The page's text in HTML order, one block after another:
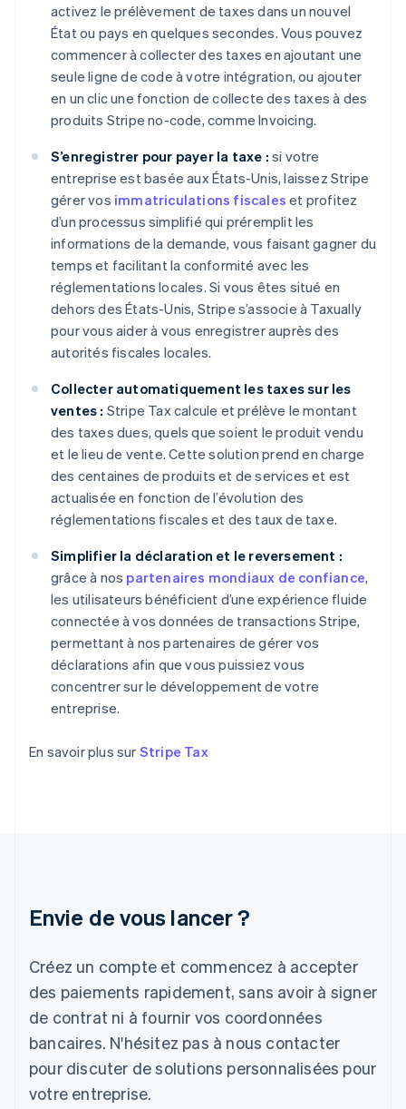
activez le prélèvement de taxes dans un nouvel
État ou pays en quelques secondes. Vous pouvez
commencer à collecter des taxes en ajoutant une
seule ligne de code à votre intégration, ou ajouter
en un clic une fonction de collecte des taxes à des
produits Stripe no-code, comme Invoicing.
S’enregistrer pour payer la taxe : si votre
entreprise est basée aux États-Unis, laissez Stripe
gérer vos immatriculations fiscales et profitez
d’un processus simplifié qui préremplit les
informations de la demande, vous faisant gagner du
temps et facilitant la conformité avec les
réglementations locales. Si vous êtes situé en
dehors des États-Unis, Stripe s’associe à Taxually
pour vous aider à vous enregistrer auprès des
autorités fiscales locales.
Collecter automatiquement les taxes sur les
ventes : Stripe Tax calcule et prélève le montant
des taxes dues, quels que soient le produit vendu
et le lieu de vente. Cette solution prend en charge
des centaines de produits et de services et est
actualisée en fonction de l’évolution des
réglementations fiscales et des taux de taxe.
Simplifier la déclaration et le reversement :
grâce à nos partenaires mondiaux de confiance,
les utilisateurs bénéficient d’une expérience fluide
connectée à vos données de transactions Stripe,
permettant à nos partenaires de gérer vos
déclarations afin que vous puissiez vous
concentrer sur le développement de votre
entreprise.
En savoir plus sur Stripe Tax
Envie de vous lancer ?
Créez un compte et commencez à accepter
des paiements rapidement, sans avoir à signer
de contrat ni à fournir vos coordonnées
bancaires. N'hésitez pas à nous contacter
pour discuter de solutions personnalisées pour
votre entreprise.
Allemagne
Australie
English
Autriche
Deutsch
Belgique
NederlandsFrançaisDeutschEnglish
Brésil
PortuguêsEnglish
Bulgarie
EnglishFrançais
简体中文English
Chypre
English
Croatie
English Italiano
English
Émirats arabes unis
Espagne
EspañolEnglish
Estonie
English
États-Unis
English Español 简体中文
English Svenska
France
Gibraltar
English
Italie
Japon
日本語
Lettonie
English
Liechtenstein
DeutschEnglish
English